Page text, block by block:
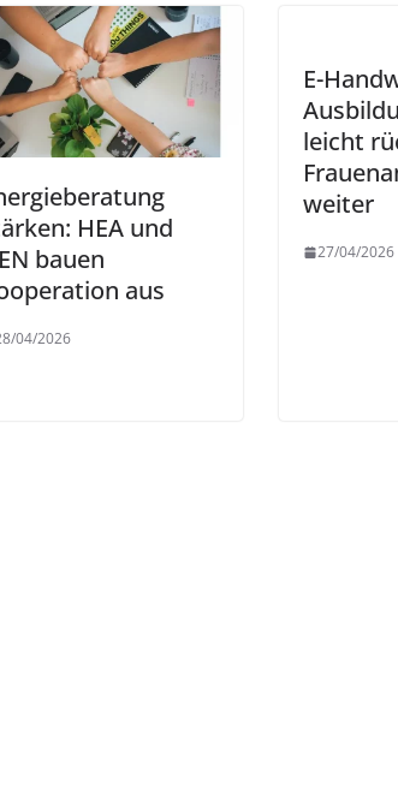
HEA und
bauen
aus
04/2026
E-
leicht
weiter
27/04/2026